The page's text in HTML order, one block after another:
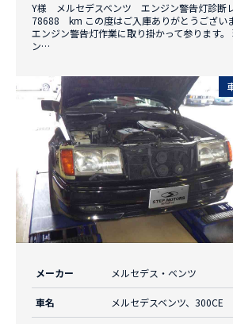
Y様 メルセデスベンツ エンジン警告灯診断
78688 km この度はご入庫ありがとうございま
エンジン警告灯作業に取り掛かって参ります。
ン…
メーカー メルセデス・ベンツ
車名 メルセデスベンツ、300CE